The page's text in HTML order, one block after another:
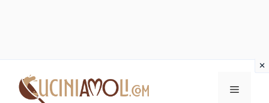
contenuto
Menu